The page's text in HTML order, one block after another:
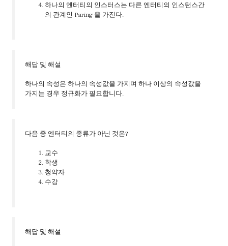
하나의 엔터티의 인스터스는 다른 엔터티의 인스턴스간
의 관계인 Paring 을 가진다.
해답 및 해설
하나의 속성은 하나의 속성값을 가지며 하나 이상의 속성값을
가지는 경우 정규화가 필요합니다.
다음 중 엔터티의 종류가 아닌 것은?
교수
학생
청약자
수강
해답 및 해설